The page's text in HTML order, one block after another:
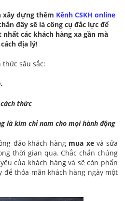
xây dựng thêm Kênh CSKH online
đây sẽ là công cụ đắc lực để
các khách hàng xa gần mà
địa lý!
sâu sắc:
thức
là kim chỉ nam cho mọi hành động
đảo khách hàng mua xevà sửa
thời gian qua. Chắc chắn chúng
của khách hàng và sẽ còn phấn
để thỏa mãn khách hàng ngày một